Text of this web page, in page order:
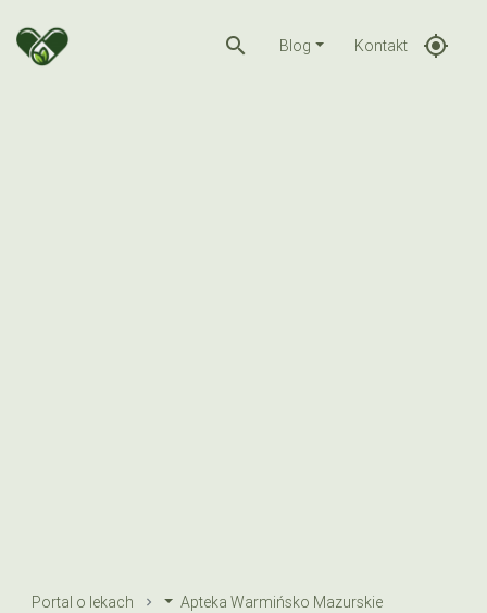
search Blog Kontakt gps_fixed
Portal o lekach
Apteka Warmińsko Mazurskie